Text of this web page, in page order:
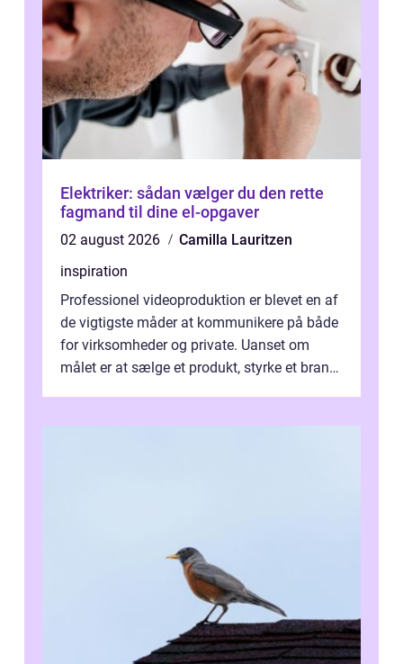
Elektriker: sådan vælger du den rette
fagmand til dine el-opgaver
02 august 2026
Camilla Lauritzen
inspiration
Professionel videoproduktion er blevet en af
de vigtigste måder at kommunikere på både
for virksomheder og private. Uanset om
målet er at sælge et produkt, styrke et brand,